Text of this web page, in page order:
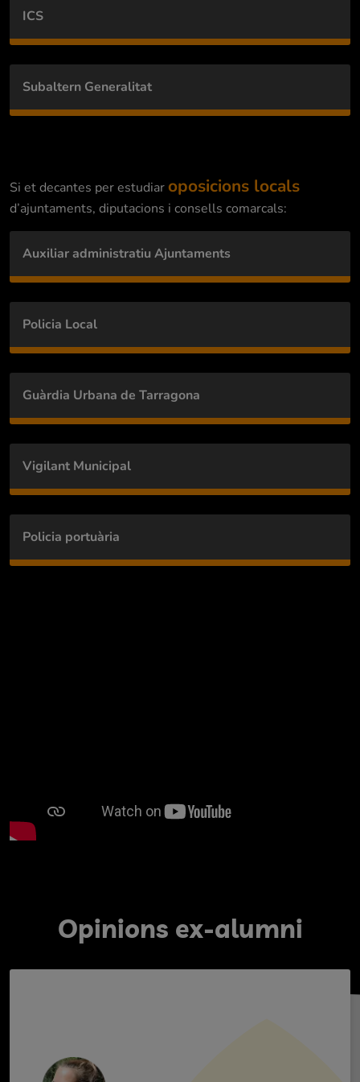
ICS
Subaltern Generalitat
Si et decantes per estudiar oposicions locals
d’ajuntaments, diputacions i consells comarcals:
Auxiliar administratiu Ajuntaments
Policia Local
Guàrdia Urbana de Tarragona
Vigilant Municipal
Policia portuària
Opinions ex-alumni